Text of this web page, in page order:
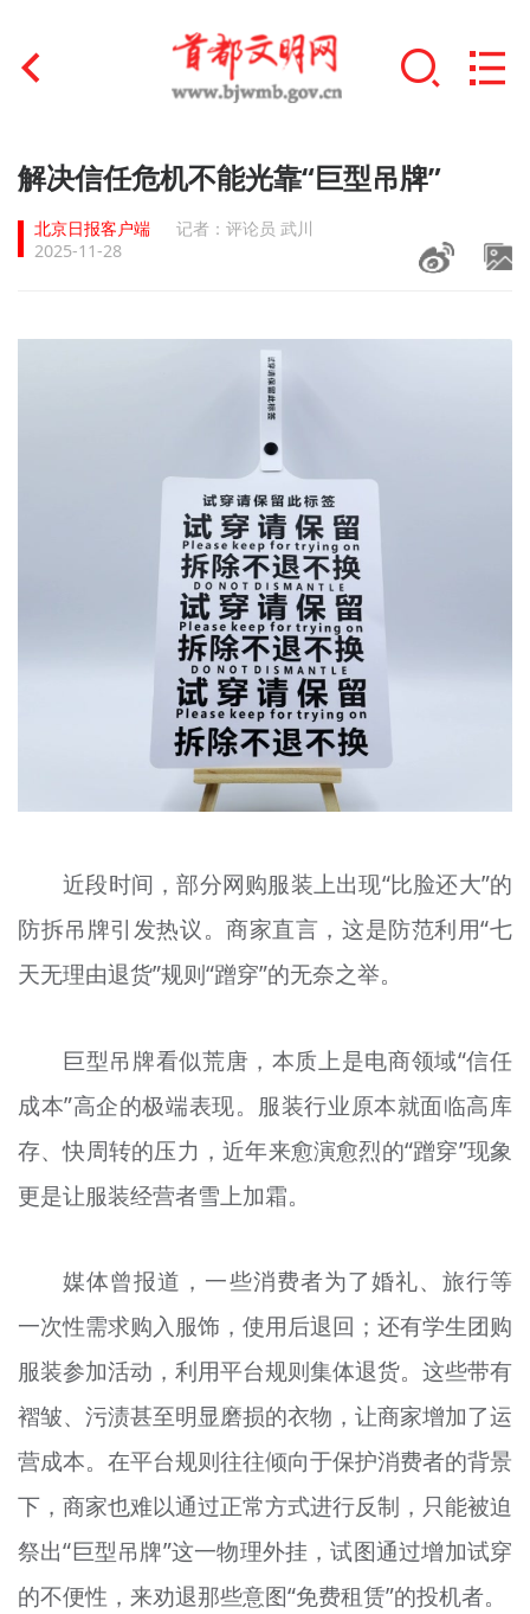
首页
文明创建
文明培育
+
北京宣传文化引导基金
宣传思想文化人才
解决信任危机不能光靠“巨型吊牌”
北京日报客户端
记者：评论员 武川
2025-11-28
近段时间，部分网购服装上出现“比脸还大”的
防拆吊牌引发热议。商家直言，这是防范利用“七
天无理由退货”规则“蹭穿”的无奈之举。
巨型吊牌看似荒唐，本质上是电商领域“信任
成本”高企的极端表现。服装行业原本就面临高库
存、快周转的压力，近年来愈演愈烈的“蹭穿”现象
更是让服装经营者雪上加霜。
媒体曾报道，一些消费者为了婚礼、旅行等
一次性需求购入服饰，使用后退回；还有学生团购
服装参加活动，利用平台规则集体退货。这些带有
褶皱、污渍甚至明显磨损的衣物，让商家增加了运
营成本。在平台规则往往倾向于保护消费者的背景
下，商家也难以通过正常方式进行反制，只能被迫
祭出“巨型吊牌”这一物理外挂，试图通过增加试穿
的不便性，来劝退那些意图“免费租赁”的投机者。